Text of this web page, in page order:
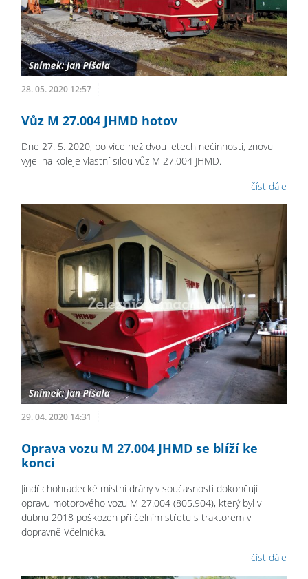
28. 05. 2020 12:57
Vůz M 27.004 JHMD hotov
Dne 27. 5. 2020, po více než dvou letech nečinnosti, znovu
vyjel na koleje vlastní silou vůz M 27.004 JHMD.
číst dále
29. 04. 2020 14:31
Oprava vozu M 27.004 JHMD se blíží ke
konci
Jindřichohradecké místní dráhy v současnosti dokončují
opravu motorového vozu M 27.004 (805.904), který byl v
dubnu 2018 poškozen při čelním střetu s traktorem v
dopravně Včelnička.
číst dále